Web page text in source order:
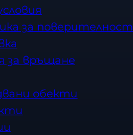
за поверителност
за връщане
обекти